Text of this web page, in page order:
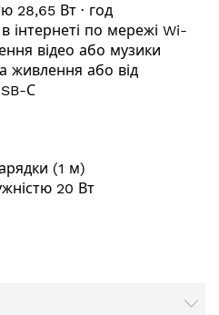
28,65 Вт ∙ год
інтернеті по мережі Wi-
відео або музики
живлення або від
С
(1 м)
20 Вт